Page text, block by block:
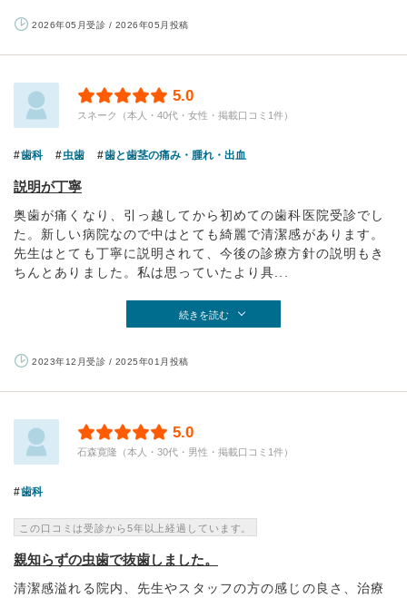
2026年05月受診 / 2026年05月投稿
5.0
スネーク（本人・40代・女性・掲載口コミ1件）
歯科 虫歯 歯と歯茎の痛み・腫れ・出血
説明が丁寧
奥歯が痛くなり、引っ越してから初めての歯科医院受診でし
た。新しい病院なので中はとても綺麗で清潔感があります。
先生はとても丁寧に説明されて、今後の診療方針の説明もき
ちんとありました。私は思っていたより具...
続きを読む
2023年12月受診 / 2025年01月投稿
5.0
石森寛隆（本人・30代・男性・掲載口コミ1件）
歯科
この口コミは受診から5年以上経過しています。
親知らずの虫歯で抜歯しました。
清潔感溢れる院内、先生やスタッフの方の感じの良さ、治療